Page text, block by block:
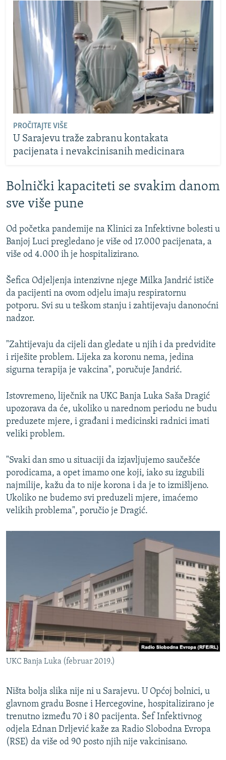
PROČITAJTE VIŠE
U Sarajevu traže zabranu kontakata
pacijenata i nevakcinisanih medicinara
Bolnički kapaciteti se svakim danom
sve više pune
Od početka pandemije na Klinici za Infektivne bolesti u
Banjoj Luci pregledano je više od 17.000 pacijenata, a
više od 4.000 ih je hospitalizirano.
Šefica Odjeljenja intenzivne njege Milka Jandrić ističe
da pacijenti na ovom odjelu imaju respiratornu
potporu. Svi su u teškom stanju i zahtijevaju danonoćni
nadzor.
"Zahtijevaju da cijeli dan gledate u njih i da predvidite
i riješite problem. Lijeka za koronu nema, jedina
sigurna terapija je vakcina", poručuje Jandrić.
Istovremeno, liječnik na UKC Banja Luka Saša Dragić
upozorava da će, ukoliko u narednom periodu ne budu
preduzete mjere, i građani i medicinski radnici imati
veliki problem.
"Svaki dan smo u situaciji da izjavljujemo saučešće
porodicama, a opet imamo one koji, iako su izgubili
najmilije, kažu da to nije korona i da je to izmišljeno.
Ukoliko ne budemo svi preduzeli mjere, imaćemo
velikih problema", poručio je Dragić.
UKC Banja Luka (februar 2019.)
Ništa bolja slika nije ni u Sarajevu. U Općoj bolnici, u
glavnom gradu Bosne i Hercegovine, hospitalizirano je
trenutno između 70 i 80 pacijenta. Šef Infektivnog
odjela Ednan Drljević kaže za Radio Slobodna Evropa
(RSE) da više od 90 posto njih nije vakcinisano.